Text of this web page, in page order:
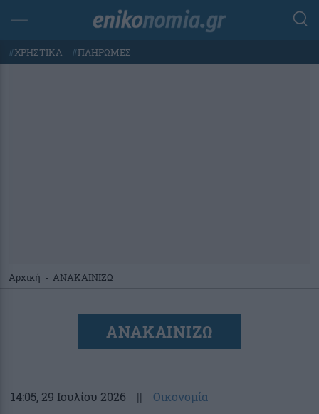
#ΧΡΗΣΤΙΚΑ #ΠΛΗΡΩΜΕΣ
Αρχική - ΑΝΑΚΑΙΝΙΖΩ
ΑΝΑΚΑΙΝΙΖΩ
14:05, 29 Ιουλίου 2026 || Οικονομία